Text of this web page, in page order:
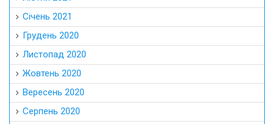
Січень 2021
Грудень 2020
Листопад 2020
Жовтень 2020
Вересень 2020
Серпень 2020